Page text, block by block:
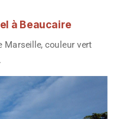
à Beaucaire
Marseille, couleur vert